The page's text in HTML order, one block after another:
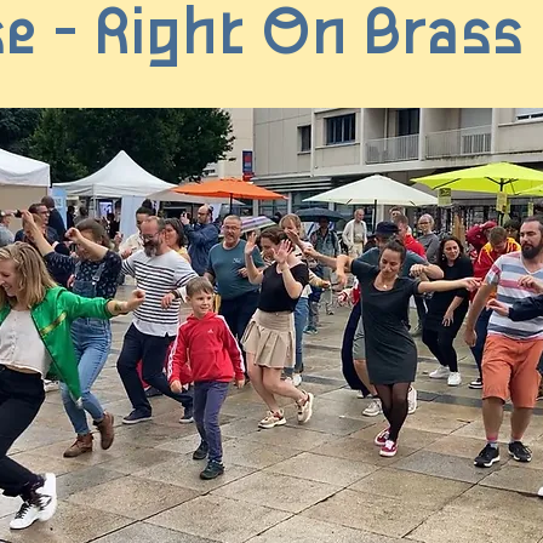
- Right On Brass